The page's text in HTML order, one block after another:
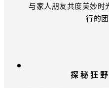
与家人朋友共度美妙时
行的团
探秘狂